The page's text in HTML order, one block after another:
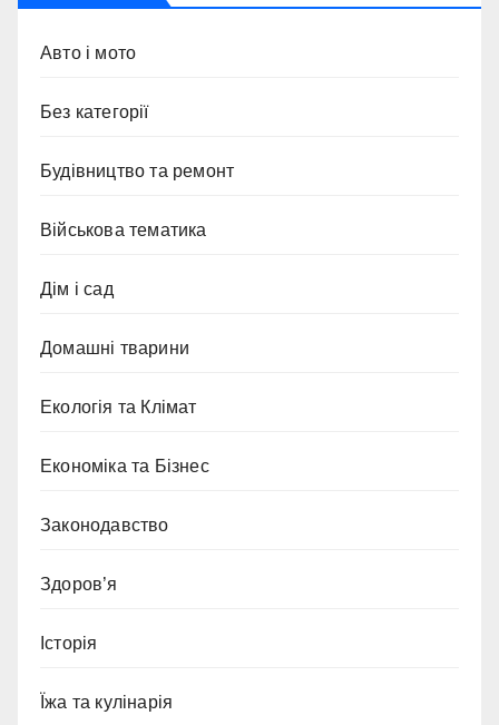
Авто і мото
Без категорії
Будівництво та ремонт
Військова тематика
Дім і сад
Домашні тварини
Екологія та Клімат
Економіка та Бізнес
Законодавство
Здоров’я
Історія
Їжа та кулінарія